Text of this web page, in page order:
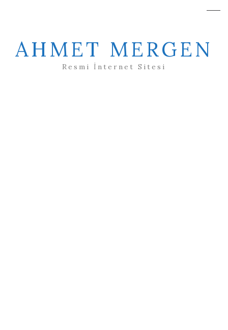
AHMET MERGEN
Resmi İnternet Sitesi